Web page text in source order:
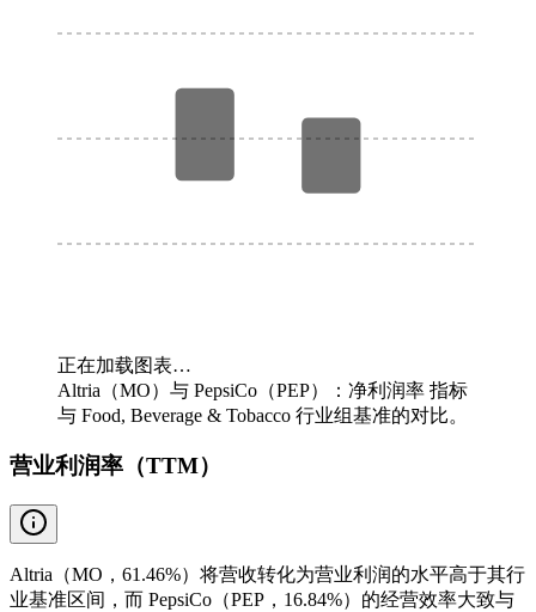
正在加载图表…
Altria（MO）与 PepsiCo（PEP）：净利润率 指标
与 Food, Beverage & Tobacco 行业组基准的对比。
营业利润率（TTM）
Altria（MO，61.46%）将营收转化为营业利润的水平高于其行
业基准区间，而 PepsiCo（PEP，16.84%）的经营效率大致与